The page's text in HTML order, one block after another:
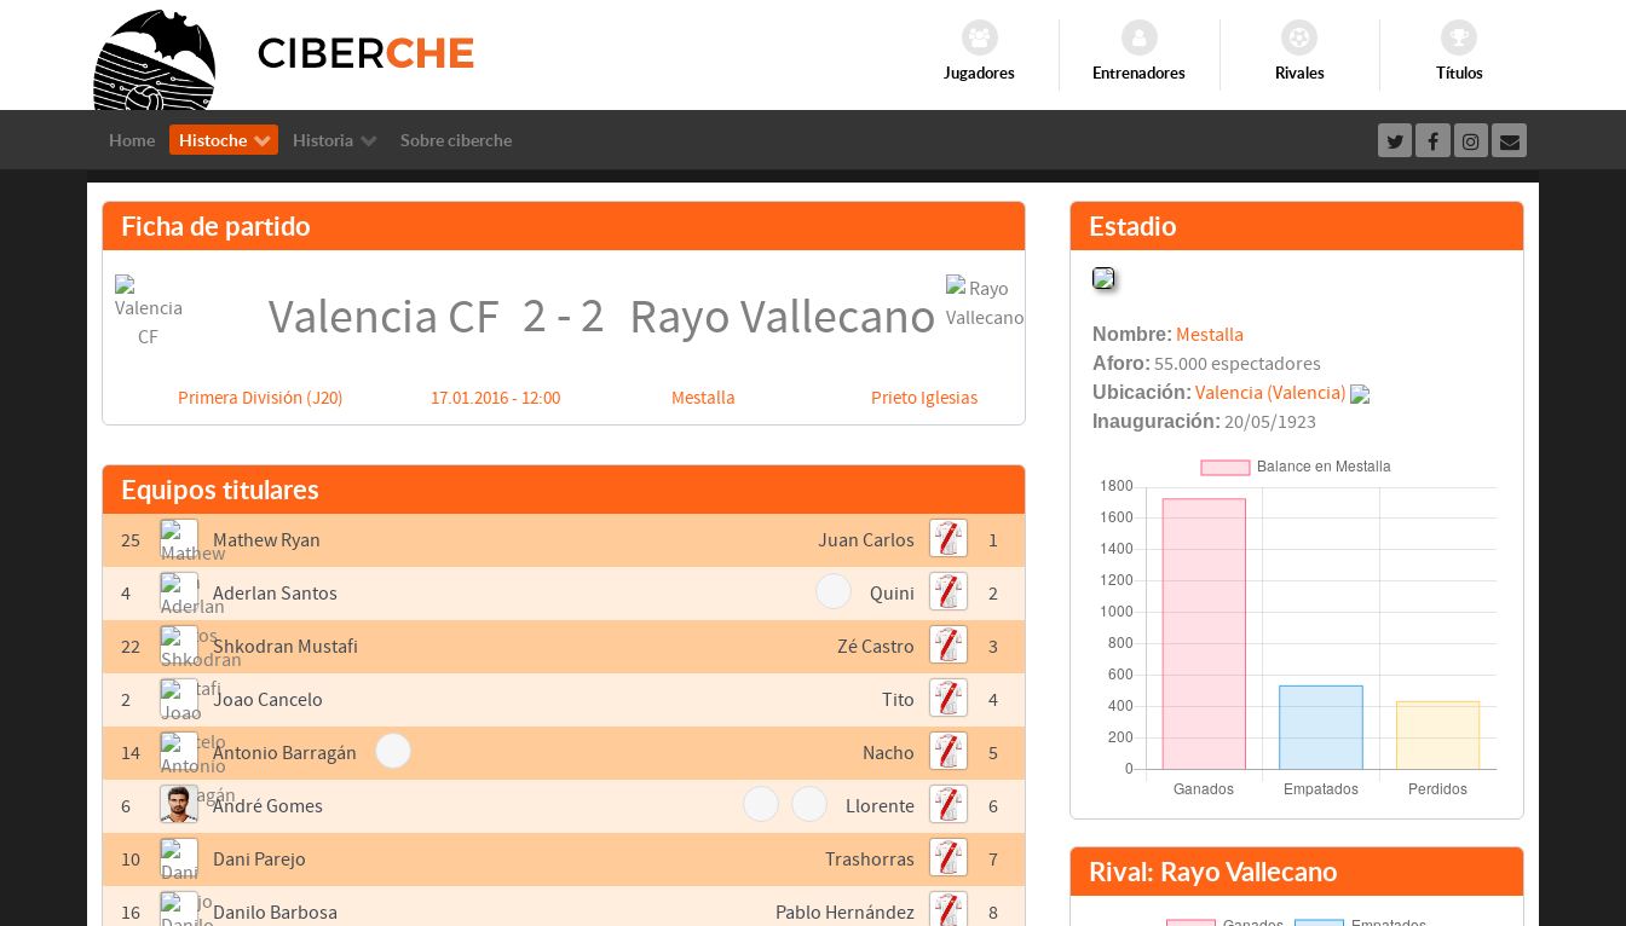
Jugadores Entrenadores Rivales Títulos
Home Histoche Historia Sobre ciberche
Ficha de partido
Valencia CF 2 - 2 Rayo Vallecano
Primera División (J20) 17.01.2016 - 12:00 Mestalla Prieto Iglesias
Equipos titulares
25 Mathew Ryan
4 Aderlan Santos
22 Shkodran Mustafi
2 Joao Cancelo
14 Antonio Barragán
6 André Gomes
10 Dani Parejo
16 Danilo Barbosa
1
Juan Carlos
2
Quini
3
Zé Castro
4
Tito
5
Nacho
6
Llorente
7
Trashorras
8
Pablo Hernández
Estadio
Nombre: Mestalla
Aforo: 55.000 espectadores
Ubicación: Valencia (Valencia)
Inauguración: 20/05/1923
Rival: Rayo Vallecano